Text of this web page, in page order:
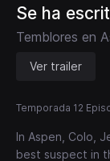
Se ha
Temblores en
Ver trailer
Temporada 12
In Aspen, Colo,
best suspect in